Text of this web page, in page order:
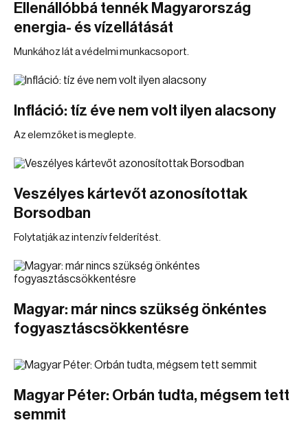
Ellenállóbbá tennék Magyarország
energia- és vízellátását
Munkához lát a védelmi munkacsoport.
Infláció: tíz éve nem volt ilyen alacsony
Az elemzőket is meglepte.
Veszélyes kártevőt azonosítottak
Borsodban
Folytatják az intenzív felderítést.
Magyar: már nincs szükség önkéntes
fogyasztáscsökkentésre
Magyar Péter: Orbán tudta, mégsem tett
semmit